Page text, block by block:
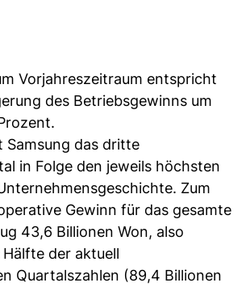
Vorjahreszeitraum entspricht
des Betriebsgewinns um
Samsung das dritte
in Folge den jeweils höchsten
Zum
Gewinn für das gesamte
43,6 Billionen Won, also
der aktuell
Quartalszahlen (89,4 Billionen